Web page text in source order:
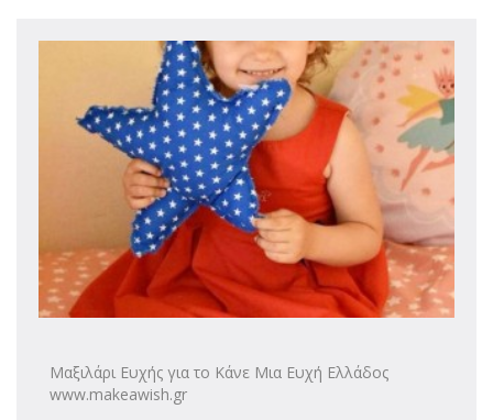
Μαξιλάρι Ευχής για το Κάνε Μια Ευχή Ελλάδος
www.makeawish.gr